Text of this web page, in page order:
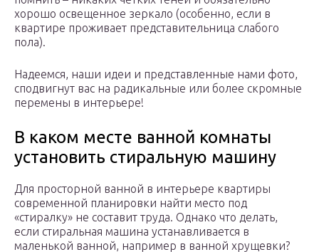
хорошо освещенное зеркало (особенно, если в
квартире проживает представительница слабого
пола).
Надеемся, наши идеи и представленные нами фото,
сподвигнут вас на радикальные или более скромные
перемены в интерьере!
В каком месте ванной комнаты
установить стиральную машину
Для просторной ванной в интерьере квартиры
современной планировки найти место под
«стиралку» не составит труда. Однако что делать,
если стиральная машина устанавливается в
маленькой ванной, например в ванной хрущевки?